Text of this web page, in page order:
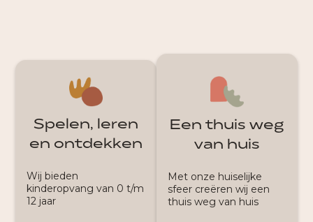
Een thuis weg
van huis
Met onze huiselijke
sfeer creëren wij een
thuis weg van huis
Spelen, leren
en ontdekken
Wij bieden
kinderopvang van 0 t/m
12 jaar